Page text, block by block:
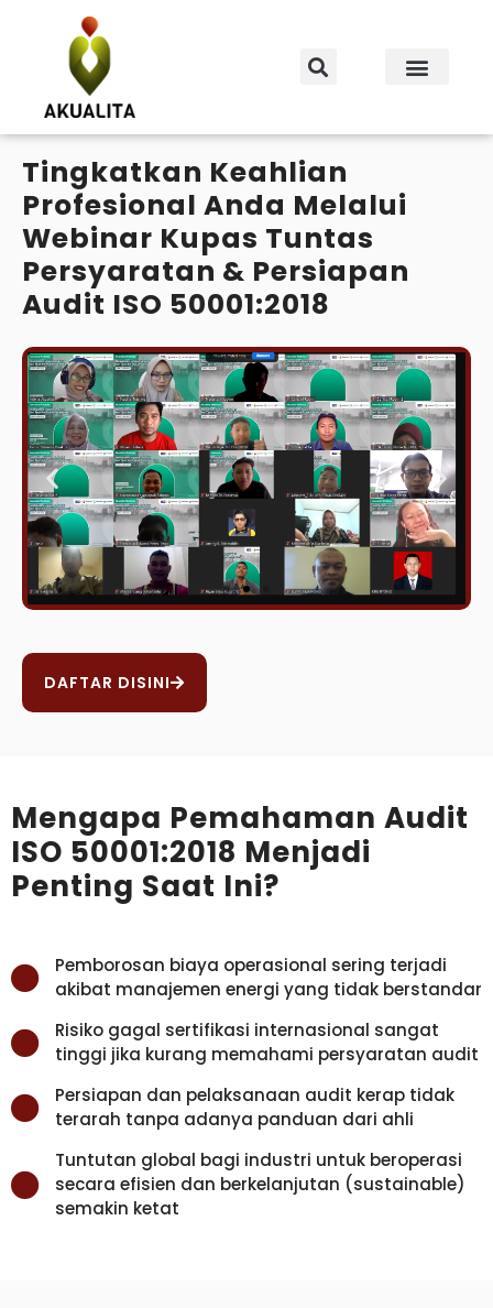
Tingkatkan Keahlian
Profesional Anda Melalui
Webinar Kupas Tuntas
Persyaratan & Persiapan
Audit ISO 50001:2018
DAFTAR DISINI
Mengapa Pemahaman Audit
ISO 50001:2018 Menjadi
Penting Saat Ini?
Pemborosan biaya operasional sering terjadi
akibat manajemen energi yang tidak berstandar
Risiko gagal sertifikasi internasional sangat
tinggi jika kurang memahami persyaratan audit
Persiapan dan pelaksanaan audit kerap tidak
terarah tanpa adanya panduan dari ahli
Tuntutan global bagi industri untuk beroperasi
secara efisien dan berkelanjutan (sustainable)
semakin ketat